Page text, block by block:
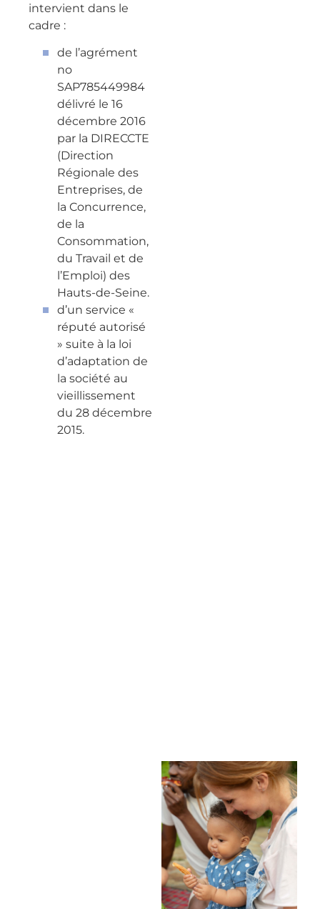
intervient dans le
cadre :
de l’agrément
no
SAP785449984
délivré le 16
décembre 2016
par la DIRECCTE
(Direction
Régionale des
Entreprises, de
la Concurrence,
de la
Consommation,
du Travail et de
l’Emploi) des
Hauts-de-Seine.
d’un service «
réputé autorisé
» suite à la loi
d’adaptation de
la société au
vieillissement
du 28 décembre
2015.